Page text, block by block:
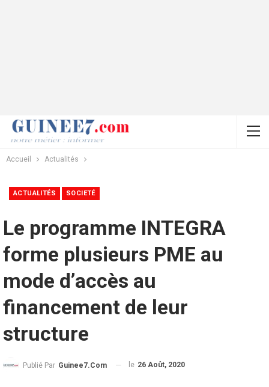
Accueil Actualités
ACTUALITÉS SOCIETÉ
Le programme INTEGRA
forme plusieurs PME au
mode d’accès au
financement de leur
structure
Publié Par Guinee7.com le 26 Août, 2020